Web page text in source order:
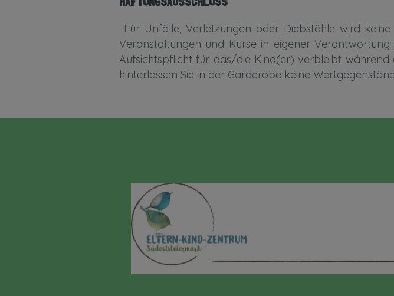
Für Unfälle, Verletzungen oder Diebstähle wird
Veranstaltungen und Kurse in eigener
Aufsichtspflicht für das/die Kind(er) verbleibt
hinterlassen Sie in der Garderobe keine